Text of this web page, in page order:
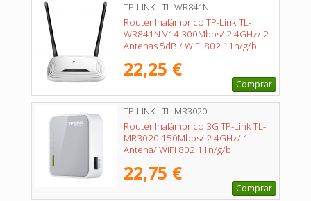
TP-LINK - TL-WR841N
Router Inalámbrico TP-Link TL-
WR841N V14 300Mbps/ 2.4GHz/ 2
Antenas 5dBi/ WiFi 802.11n/g/b
22,25 €
Comprar
TP-LINK - TL-MR3020
Router Inalámbrico 3G TP-Link TL-
MR3020 150Mbps/ 2.4GHz/ 1
Antena/ WiFi 802.11n/g/b
22,75 €
Comprar